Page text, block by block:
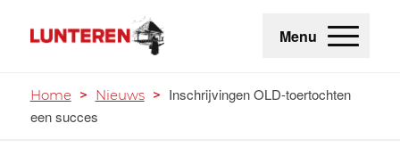
Menu
Home > Nieuws > Inschrijvingen OLD-toertochten
een succes